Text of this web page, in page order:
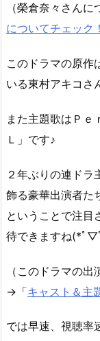
（榮倉奈々さん
についてチェック！
このドラマの原作
いる東村アキコ
また主題歌はＰｅ
Ｌ」です♪
２年ぶりの連ドラ
飾る豪華出演者た
ということで注目
待できますね(*ﾟ▽
（このドラマの
→「キャスト＆主
では早速、視聴